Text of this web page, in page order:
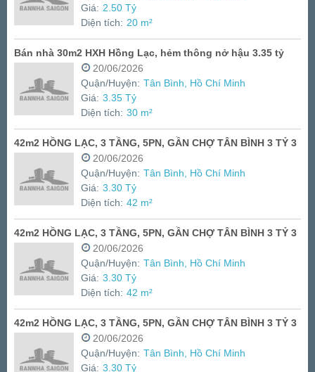
Giá: 2.50 Tỷ
Diện tích: 20 m²
Bán nhà 30m2 HXH Hồng Lạc, hẻm thông nở hậu 3.35 tỷ
20/06/2026
Quận/Huyện: Tân Bình, Hồ Chí Minh
Giá: 3.35 Tỷ
Diện tích: 30 m²
42m2 HỒNG LẠC, 3 TẦNG, 5PN, GẦN CHỢ TÂN BÌNH 3 TỶ 3
20/06/2026
Quận/Huyện: Tân Bình, Hồ Chí Minh
Giá: 3.30 Tỷ
Diện tích: 42 m²
42m2 HỒNG LẠC, 3 TẦNG, 5PN, GẦN CHỢ TÂN BÌNH 3 TỶ 3
20/06/2026
Quận/Huyện: Tân Bình, Hồ Chí Minh
Giá: 3.30 Tỷ
Diện tích: 42 m²
42m2 HỒNG LẠC, 3 TẦNG, 5PN, GẦN CHỢ TÂN BÌNH 3 TỶ 3
20/06/2026
Quận/Huyện: Tân Bình, Hồ Chí Minh
Giá: 3.30 Tỷ